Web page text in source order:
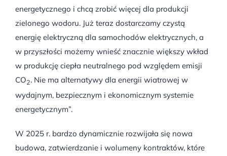
energetycznego i chcą zrobić więcej dla produkcji
zielonego wodoru. Już teraz dostarczamy czystą
energię elektryczną dla samochodów elektrycznych, a
w przyszłości możemy wnieść znacznie większy wkład
w produkcję ciepła neutralnego pod względem emisji
CO2. Nie ma alternatywy dla energii wiatrowej w
wydajnym, bezpiecznym i ekonomicznym systemie
energetycznym”.
W 2025 r. bardzo dynamicznie rozwijała się nowa
budowa, zatwierdzanie i wolumeny kontraktów, które